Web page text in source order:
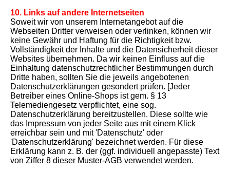
10. Links auf andere Internetseiten
Soweit wir von unserem Internetangebot auf die
Webseiten Dritter verweisen oder verlinken, können wir
keine Gewähr und Haftung für die Richtigkeit bzw.
Vollständigkeit der Inhalte und die Datensicherheit dieser
Websites übernehmen. Da wir keinen Einfluss auf die
Einhaltung datenschutzrechtlicher Bestimmungen durch
Dritte haben, sollten Sie die jeweils angebotenen
Datenschutzerklärungen gesondert prüfen. [Jeder
Betreiber eines Online-Shops ist gem. § 13
Telemediengesetz verpflichtet, eine sog.
Datenschutzerklärung bereitzustellen. Diese sollte wie
das Impressum von jeder Seite aus mit einem Klick
erreichbar sein und mit 'Datenschutz' oder
'Datenschutzerklärung' bezeichnet werden. Für diese
Erklärung kann z. B. der (ggf. individuell angepasste) Text
von Ziffer 8 dieser Muster-AGB verwendet werden.